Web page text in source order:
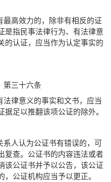
高效力的，除非有相反的证
是指民事法律行为、有法律意
的认证，应当作为认定事实的
三十六条
律意义的事实和文书，应当
足以推翻该项公证的除外。
人认为公证书有错误的，可
复查。公证书的内容违法或者
该公证书并予以公告，该公证
公证机构应当予以更正。